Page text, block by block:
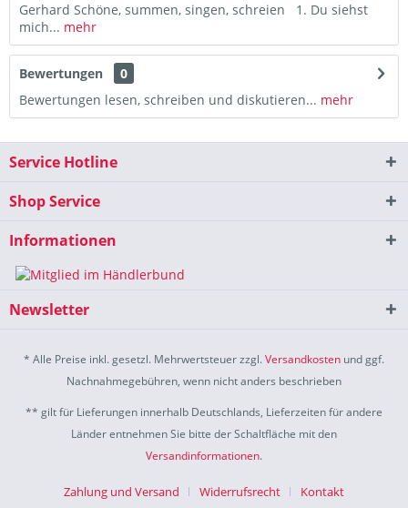
Gerhard Schöne, summen, singen, schreien 1. Du siehst
mich... mehr
Bewertungen
0
Bewertungen lesen, schreiben und diskutieren... mehr
Service Hotline
Shop Service
Informationen
Newsletter
* Alle Preise inkl. gesetzl. Mehrwertsteuer zzgl.Versandkosten und ggf.
Nachnahmegebühren, wenn nicht anders beschrieben
** gilt für Lieferungen innerhalb Deutschlands, Lieferzeiten für andere
Länder entnehmen Sie bitte der Schaltfläche mit den
Versandinformationen.
Zahlung und Versand Widerrufsrecht
Kontakt